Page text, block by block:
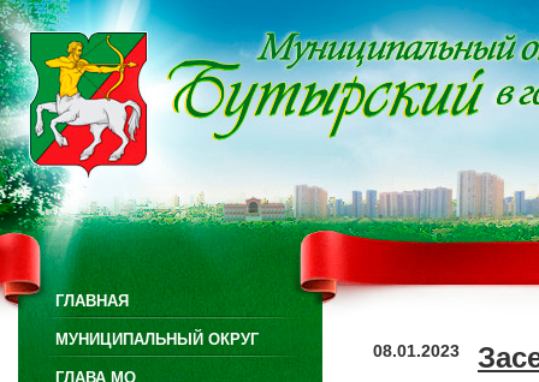
ГЛАВНАЯ
МУНИЦИПАЛЬНЫЙ ОКРУГ
ГЛАВА МО
08.01.2023